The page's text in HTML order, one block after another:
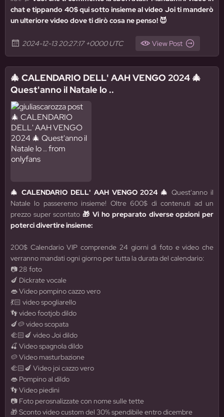
chat e tippando 40$ qui sotto insieme al video Joi ti manderò
un ulteriore video dove ti dirò cosa ne penso! 😈
2024-12-13 20:27:17 +0000 UTC View Post
🎄 CALENDARIO DELL' AAH VENGO 2024 🎄
Quest'anno il Natale lo ..
🎄 CALENDARIO DELL' AAH VENGO 2024 🎄Quest'anno il
Natale lo passeremo insieme! Oltre 600$ di contenuti ad un
prezzo super scontato 🎁 Vi ho preparato diverse opzioni per
poterci divertire insieme:
200$ Calendario VIP comprende 24 giorni di foto e video che
verranno mandati ogni giorno per tutta la durata del calendario:
📷 28 foto
🍆 Dickrate vocale
👄Video pompino cazzo vero
💃🏻 video spogliarello
👣video footjob dildo
🍆🥔 video scopata
🫲🏻🍆 video Joi dildo
🍒 Video spagnola dildo
🥔 Video masturbazione
🫲🏻🍆 Video joi cazzo vero
👄 Pompino al dildo
👣Video piedini
📷 Foto perosnalizzate con nome sulle tette
🎁 Sconto video custom del 30% spendibile entro dicembre